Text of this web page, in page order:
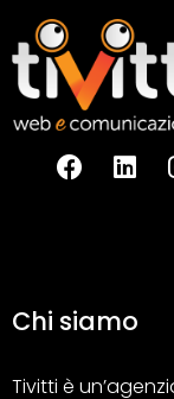
Chi siamo
Tivitti è